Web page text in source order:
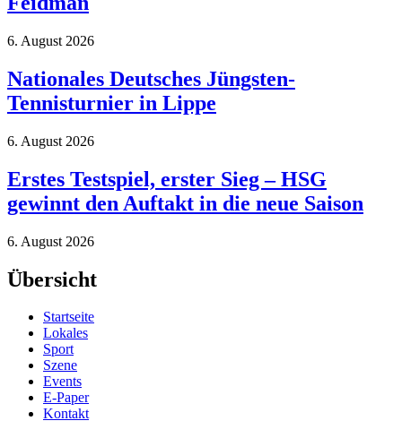
6. August 2026
Nationales Deutsches Jüngsten-
Tennisturnier in Lippe
6. August 2026
Erstes Testspiel, erster Sieg – HSG
gewinnt den Auftakt in die neue Saison
6. August 2026
Übersicht
Startseite
Lokales
Sport
Szene
Events
E-Paper
Kontakt